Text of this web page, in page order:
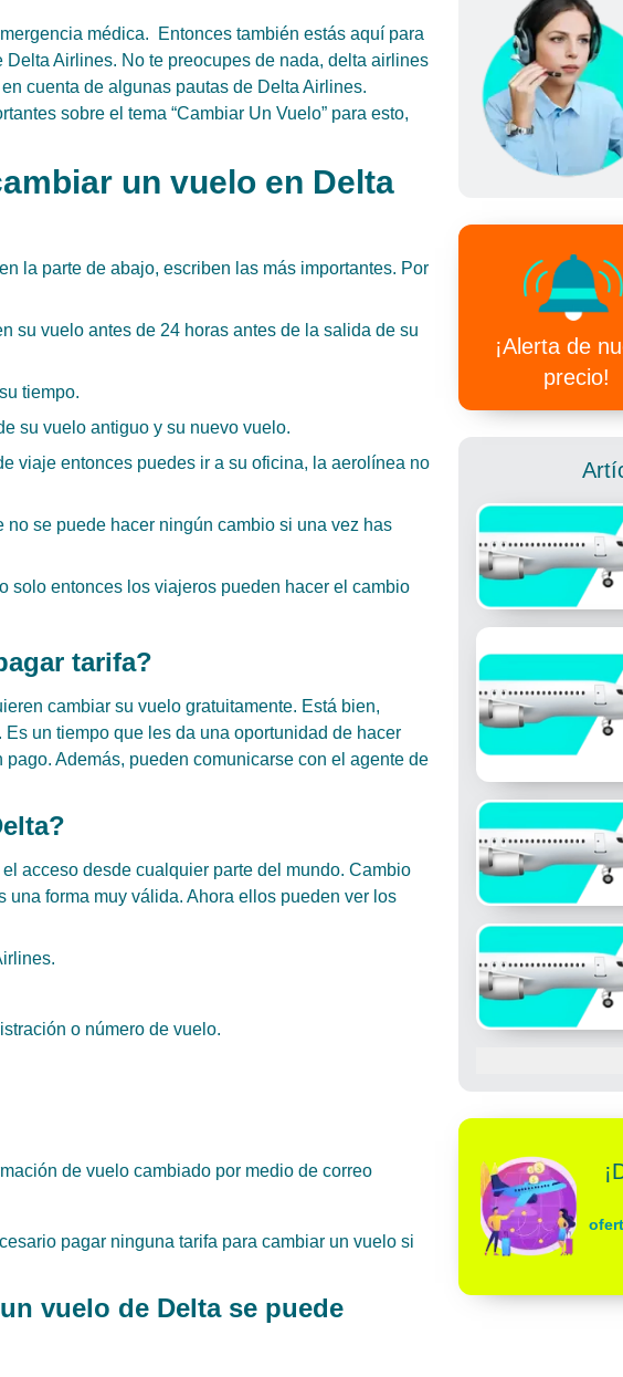
médica. Entonces también estás aquí para
Airlines. No te preocupes de nada, delta airlines
cuenta de algunas pautas de Delta Airlines.
sobre el tema “Cambiar Un Vuelo” para esto,
un vuelo en Delta
la parte de abajo, escriben las más importantes. Por
su vuelo antes de 24 horas antes de la salida de su
tiempo.
su vuelo antiguo y su nuevo vuelo.
viaje entonces puedes ir a su oficina, la aerolínea no
se puede hacer ningún cambio si una vez has
solo entonces los viajeros pueden hacer el cambio
tarifa?
cambiar su vuelo gratuitamente. Está bien,
un tiempo que les da una oportunidad de hacer
Además, pueden comunicarse con el agente de
acceso desde cualquier parte del mundo. Cambio
forma muy válida. Ahora ellos pueden ver los
o número de vuelo.
de vuelo cambiado por medio de correo
pagar ninguna tarifa para cambiar un vuelo si
vuelo de Delta se puede
¡Alerta de
precio!